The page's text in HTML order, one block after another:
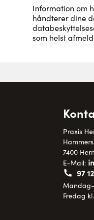
Information om
håndterer dine
som helst
Praxis
7400
E-Mail:
97
Mandag-
Fredag